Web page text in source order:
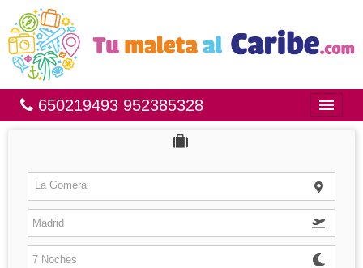
650219493 952385328
Bahía Príncipe
México
República Dominicana
La Gomera